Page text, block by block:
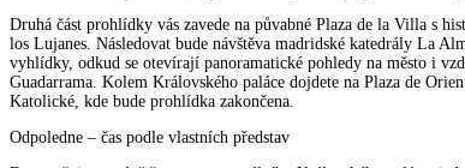
Druhá část prohlídky vás zavede na půvabné Plaza de la Villa s
los Lujanes. Následovat bude návštěva madridské katedrály La
vyhlídky, odkud se otevírají panoramatické pohledy na město i
Guadarrama. Kolem Královského paláce dojdete na Plaza de
Katolické, kde bude prohlídka zakončena.
Odpoledne – čas podle vlastních představ